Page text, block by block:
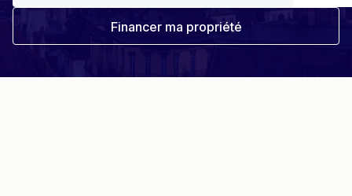
Financer ma propriété